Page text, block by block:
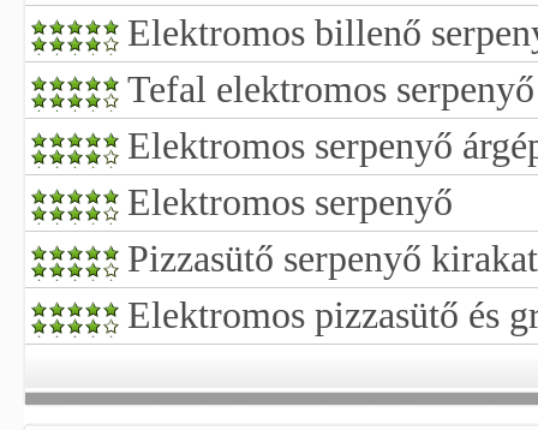
Elektromos billenő
Tefal elektromos serpenyő
Elektromos serpenyő
Elektromos serpenyő
Pizzasütő serpenyő
Elektromos pizzasütő és